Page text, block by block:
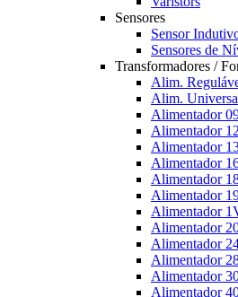
Sensores
Sensor
Sensores de
Transformadores /
Alim.
Alim.
Alimentador
Alimentador
Alimentador
Alimentador
Alimentador
Alimentador
Alimentador
Alimentador
Alimentador
Alimentador
Alimentador
Alimentador